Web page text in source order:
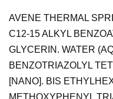
AVENE THERMAL
C12-15 ALKYL
GLYCERIN. WATER
BENZOTRIAZOLYL
[NANO]. BIS
METHOXYPHENYL